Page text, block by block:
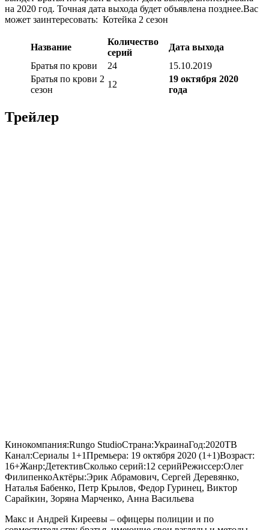
на 2020 год. Точная дата выхода будет объявлена позднее.Вас
может заинтересовать: Котейка 2 сезон
Название
Количество
серий
Дата выхода
Братья по крови
24
15.10.2019
Братья по крови 2
сезон
12
19 октября 2020
года
Трейлер
Кинокомпания:Rungo StudioСтрана:УкраинаГод:2020ТВ
Канал:Сериалы 1+1Премьера: 19 октября 2020 (1+1)Возраст:
16+Жанр:ДетективСколько серий:12 серийРежиссер:Олег
ФилипенкоАктёры:Эрик Абрамович, Сергей Деревянко,
Наталья Бабенко, Петр Крылов, Федор Гуринец, Виктор
Сарайкин, Зоряна Марченко, Анна Васильева
Макс и Андрей Киреевы – офицеры полиции и по